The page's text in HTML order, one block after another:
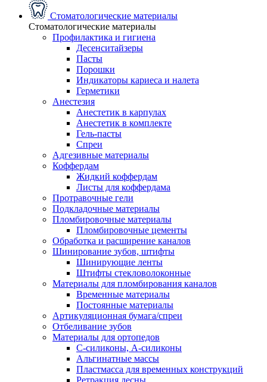
Стоматологические материалы
Стоматологические материалы
Профилактика и гигиена
Десенситайзеры
Пасты
Порошки
Индикаторы кариеса и налета
Герметики
Анестезия
Анестетик в карпулах
Анестетик в комплекте
Гель-пасты
Спреи
Адгезивные материалы
Коффердам
Жидкий коффердам
Листы для коффердама
Протравочные гели
Подкладочные материалы
Пломбировочные материалы
Пломбировочные цементы
Обработка и расширение каналов
Шинирование зубов, штифты
Шинирующие ленты
Штифты стекловолоконные
Материалы для пломбирования каналов
Временные материалы
Постоянные материалы
Артикуляционная бумага/спреи
Отбеливание зубов
Материалы для ортопедов
C-силиконы, А-силиконы
Альгинатные массы
Пластмасса для временных конструкций
Ретракция десны